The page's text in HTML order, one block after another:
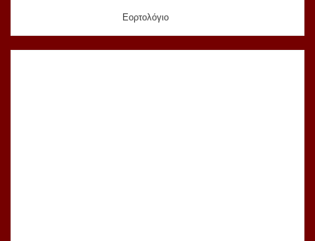
Εορτολόγιο